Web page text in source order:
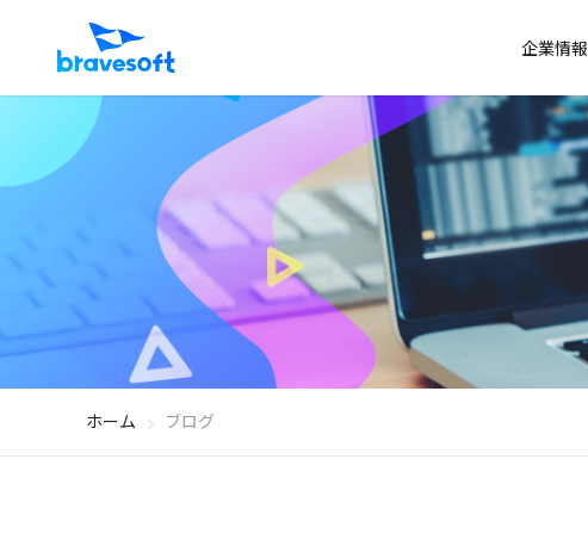
企業情報
ホーム ブログ